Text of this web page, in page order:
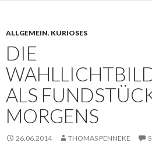
ALLGEMEIN, KURIOSES
DIE
ALS
MORGENS
26.06.2014 THOMAS PENNEKE